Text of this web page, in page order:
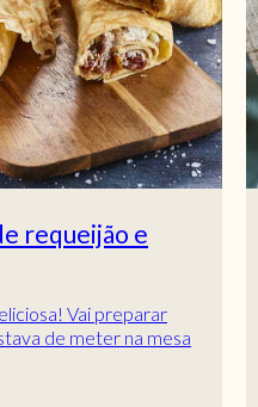
cogumelos
um prato tão
uma refeição fácil e
Arroz com legume...